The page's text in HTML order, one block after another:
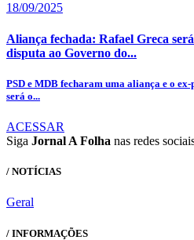
18/09/2025
Aliança fechada: Rafael Greca
disputa ao Governo do...
PSD e MDB fecharam uma aliança e o
será o...
ACESSAR
Siga Jornal A Folha nas redes
/ NOTÍCIAS
Geral
/ INFORMAÇÕES